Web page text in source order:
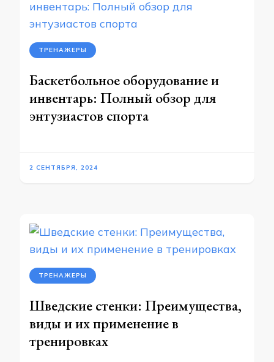
ТРЕНАЖЕРЫ
Баскетбольное оборудование и
инвентарь: Полный обзор для
энтузиастов спорта
2 СЕНТЯБРЯ, 2024
ТРЕНАЖЕРЫ
Шведские стенки: Преимущества,
виды и их применение в
тренировках